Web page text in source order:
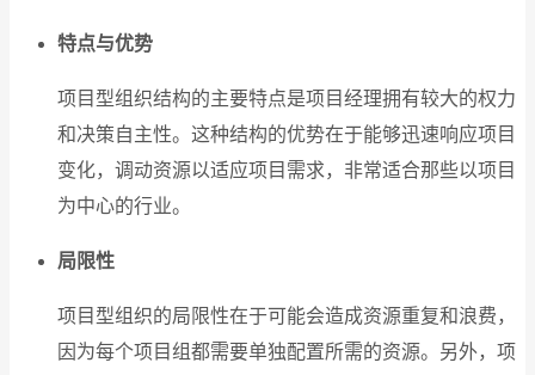
特点与优势
项目型组织结构的主要特点是项目经理拥有较大的权力
和决策自主性。这种结构的优势在于能够迅速响应项目
变化，调动资源以适应项目需求，非常适合那些以项目
为中心的行业。
局限性
项目型组织的局限性在于可能会造成资源重复和浪费，
因为每个项目组都需要单独配置所需的资源。另外，项